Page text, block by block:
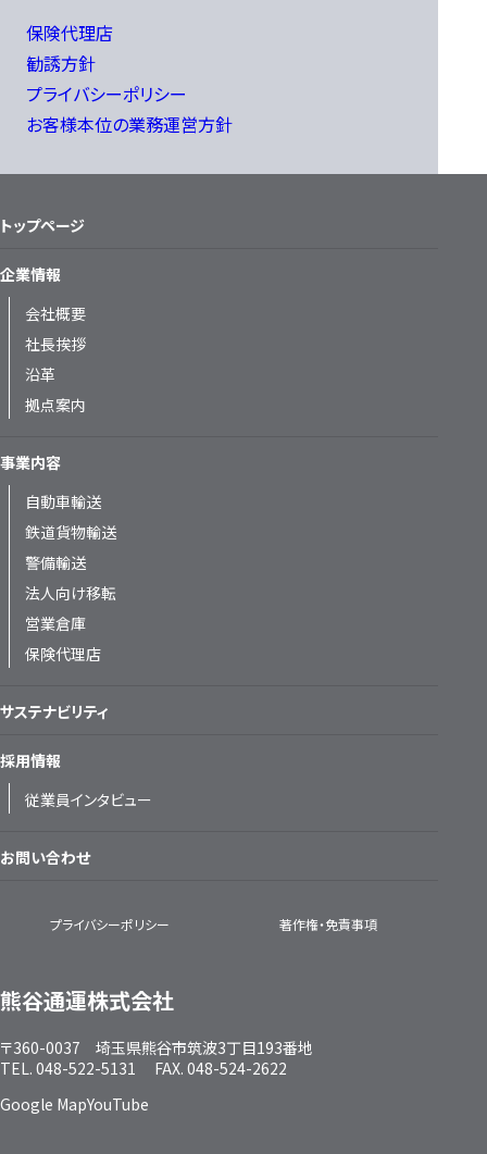
保険代理店
勧誘方針
プライバシーポリシー
お客様本位の業務運営方針
熊谷通運株式会社
〒360-0037 埼玉県熊谷市筑波3丁目193番地
TEL. 048-522-5131 FAX. 048-524-2622
Google MapYouTube
トップページ
企業情報
会社概要
社長挨拶
沿革
拠点案内
事業内容
自動車輸送
鉄道貨物輸送
警備輸送
法人向け移転
営業倉庫
保険代理店
サステナビリティ
採用情報
従業員インタビュー
お問い合わせ
プライバシーポリシー 著作権・免責事項